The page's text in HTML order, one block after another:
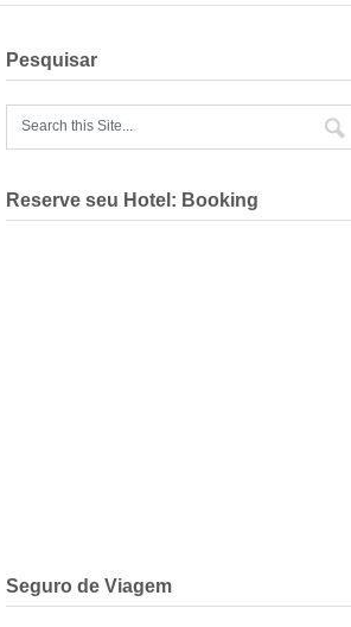
Pesquisar
Reserve seu Hotel: Booking
Seguro de Viagem